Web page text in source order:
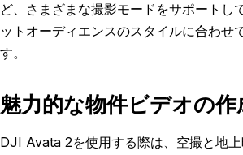
ど、さまざまな撮影モードをサポートし
ットオーディエンスのスタイルに合わせ
す。
魅力的な物件ビデオの作
DJI Avata 2を使用する際は、空撮と地